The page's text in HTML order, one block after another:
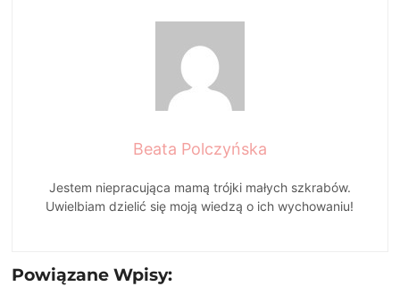
Beata Polczyńska
Jestem niepracująca mamą trójki małych szkrabów.
Uwielbiam dzielić się moją wiedzą o ich wychowaniu!
Powiązane Wpisy: